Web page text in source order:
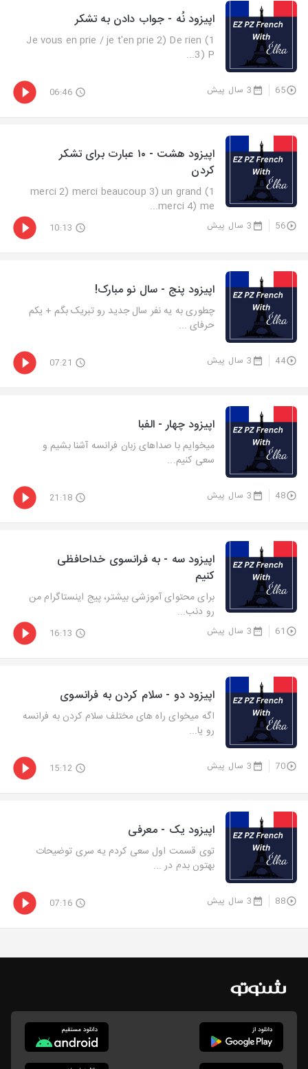
اپیزود نُه - جواب دادن به تشکر
1) Je vous en prie / je t'en prie 2) De rien
3) P...
65 3 سال پیش 06:46
اپیزود هشت - ۱۰ عبارت برای تشکر
کردن
1) merci 2) merci beaucoup 3) un grand
merci 4) me...
56 3 سال پیش 10:13
اپیزود پنج - سال نو مبارک!
چطوری به یه نفر سال جدید رو تبریک بگم + یکم
حرفای ...
44 3 سال پیش 07:21
اپیزود چهار - الفبا
میخوایم با صداهای زبان فرانسه آشنا بشیم و
سعی کنیم...
48 3 سال پیش 21:18
اپیزود سه - به فرانسوی خداحافظی
کنیم
برای محتوای آموزشی بیشتر، پیج اینستاگرام من
رو دنب...
61 3 سال پیش 16:13
اپیزود دو - سلام کردن به فرانسوی
اگه میخوای راه های مختلف سلام کردن به فرانسه
رو یا...
70 3 سال پیش 15:12
اپیزود یک - معرفی
توی قسمت اول سعی کردم یه سری توضیحات
بهتون بدم در ...
88 3 سال پیش 07:16